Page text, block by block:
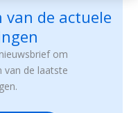
van de actuele
om
van de laatste